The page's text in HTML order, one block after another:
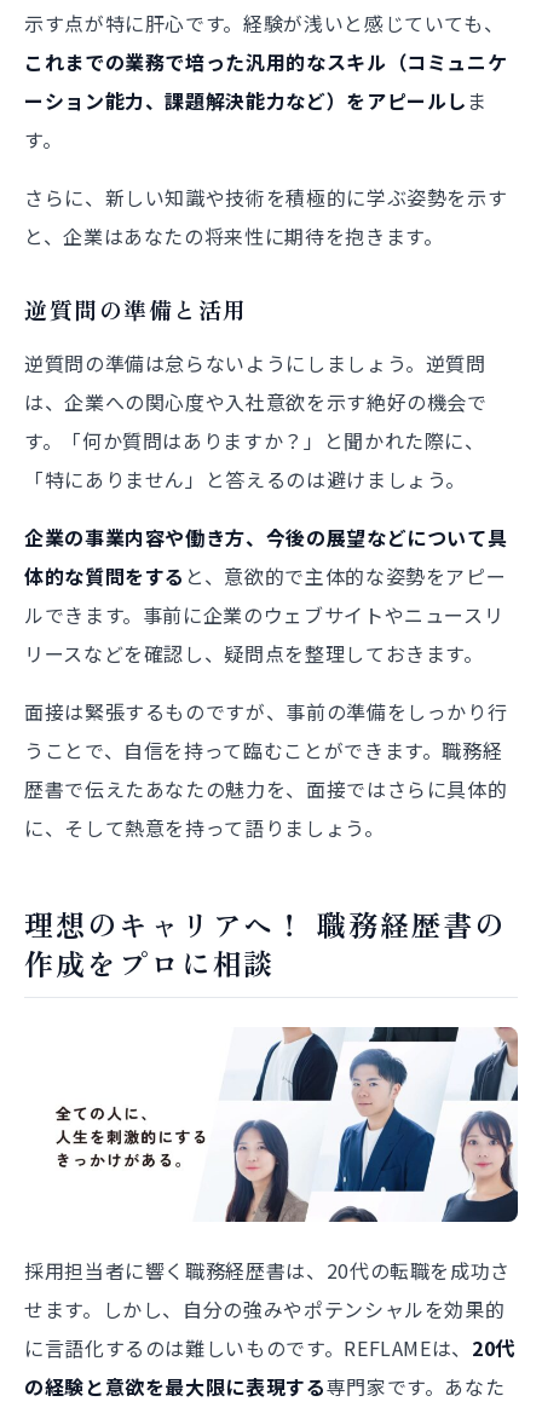
示す点が特に肝心です。経験が浅いと感じていても、
これまでの業務で培った汎用的なスキル（コミュニケ
ーション能力、課題解決能力など）をアピールし ま
す。
さらに、新しい知識や技術を積極的に学ぶ姿勢を示す
と、企業はあなたの将来性に期待を抱きます。
逆質問の準備と活用
逆質問の準備は怠らないようにしましょう。逆質問
は、企業への関心度や入社意欲を示す絶好の機会で
す。「何か質問はありますか？」と聞かれた際に、
「特にありません」と答えるのは避けましょう。
企業の事業内容や働き方、今後の展望などについて具
体的な質問をする と、意欲的で主体的な姿勢をアピー
ルできます。事前に企業のウェブサイトやニュースリ
リースなどを確認し、疑問点を整理しておきます。
面接は緊張するものですが、事前の準備をしっかり行
うことで、自信を持って臨むことができます。職務経
歴書で伝えたあなたの魅力を、面接ではさらに具体的
に、そして熱意を持って語りましょう。
理想のキャリアへ！ 職務経歴書の
作成をプロに相談
採用担当者に響く職務経歴書は、20代の転職を成功さ
せます。しかし、自分の強みやポテンシャルを効果的
に言語化するのは難しいものです。REFLAMEは、 20代
の経験と意欲を最大限に表現する専門家です。あなた